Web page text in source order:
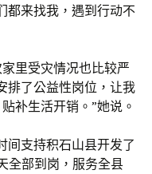
都来找我，遇到行动不
里受灾情况也比较严
排了公益性岗位，让我
补生活开销。”她说。
间支持积石山县开发了
全部到岗，服务全县